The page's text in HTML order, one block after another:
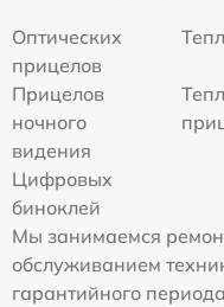
Оптических
прицелов
Прицелов
ночного
видения
Цифровых
биноклей
Мы занимаемся
обслуживанием
гарантийного